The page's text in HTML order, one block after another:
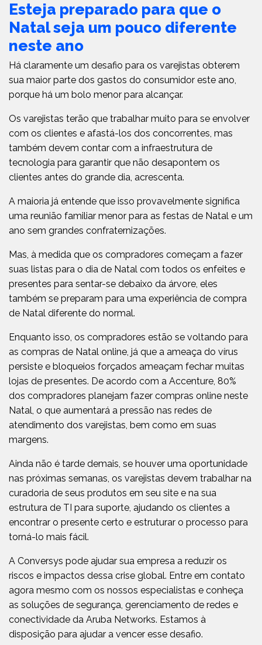
Esteja preparado para que o
Natal seja um pouco diferente
neste ano
Há claramente um desafio para os varejistas obterem
sua maior parte dos gastos do consumidor este ano,
porque há um bolo menor para alcançar.
Os varejistas terão que trabalhar muito para se envolver
com os clientes e afastá-los dos concorrentes, mas
também devem contar com a infraestrutura de
tecnologia para garantir que não desapontem os
clientes antes do grande dia, acrescenta.
A maioria já entende que isso provavelmente significa
uma reunião familiar menor para as festas de Natal e um
ano sem grandes confraternizações.
Mas, à medida que os compradores começam a fazer
suas listas para o dia de Natal com todos os enfeites e
presentes para sentar-se debaixo da árvore, eles
também se preparam para uma experiência de compra
de Natal diferente do normal.
Enquanto isso, os compradores estão se voltando para
as compras de Natal online, já que a ameaça do vírus
persiste e bloqueios forçados ameaçam fechar muitas
lojas de presentes. De acordo com a Accenture, 80%
dos compradores planejam fazer compras online neste
Natal, o que aumentará a pressão nas redes de
atendimento dos varejistas, bem como em suas
margens.
Ainda não é tarde demais, se houver uma oportunidade
nas próximas semanas, os varejistas devem trabalhar na
curadoria de seus produtos em seu site e na sua
estrutura de TI para suporte, ajudando os clientes a
encontrar o presente certo e estruturar o processo para
torná-lo mais fácil.
A Conversys pode ajudar sua empresa a reduzir os
riscos e impactos dessa crise global. Entre em contato
agora mesmo com os nossos especialistas e conheça
as soluções de segurança, gerenciamento de redes e
conectividade da Aruba Networks. Estamos à
disposição para ajudar a vencer esse desafio.